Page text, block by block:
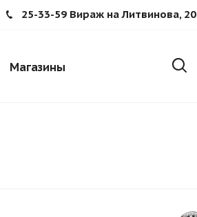
25-33-59 Вираж на Литвинова, 20
Магазины